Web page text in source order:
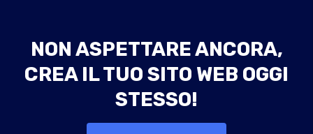
NON ASPETTARE ANCORA,
CREA IL TUO SITO WEB OGGI
STESSO!